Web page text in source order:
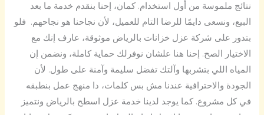
نتائج ملموسة من أول استخدام. كمان، إحنا بنقدم خدمة ما بعد
البيع، ونسعى دايمًا للرضا التام للعميل، لأن نجاحنا هو نجاحهم. فلو
بتدور على شركة عزل خزانات بالرياض موثوقة، عارف إنك مع
الاختيار الصح. إحنا هنا علشان نوفرلك حماية كاملة، ونضمن إن
المياه اللي بتشربها وآلتك تفضل سليمة وآمنة على طول. لأن
الجودة والاحترافية عندنا مش بس كلمات، دا منهج عمل بنطبقه
في كل مشروع. كما يوجد لدينا خدمة عزل اسطح بالرياض ونتميز